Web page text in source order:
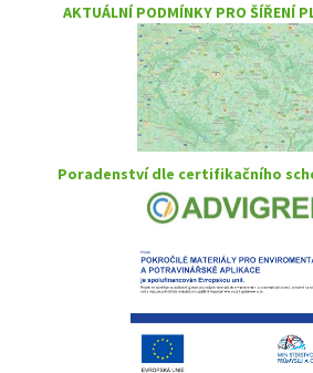
AKTUÁLNÍ PODMÍNKY PRO ŠÍŘENÍ
Poradenství dle certifikačního